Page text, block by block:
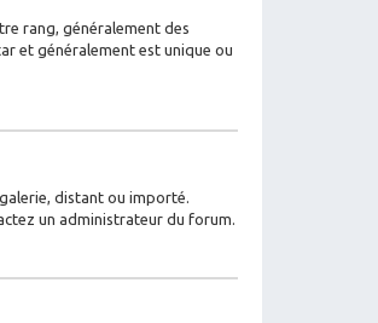
rang, généralement des
et généralement est unique ou
distant ou importé.
un administrateur du forum.